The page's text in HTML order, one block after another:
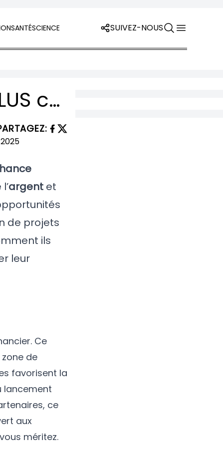
SANTÉSCIENCE SUIVEZ-NOUS
Les 7 Signes de l’Astrologie Chinoise LES PLUS chanceux avec l’Argent et au Travail en Mai 2025
:
argent et
de projets
ils
leur
Ce
de
favorisent la
lancement
ce
aux
méritez.